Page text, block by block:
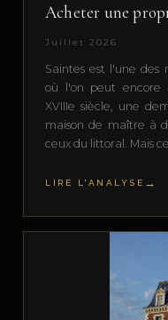
Acheter une
Juillet 2026
Saintes est l'une des
où l'on peut encore
XVIIIe siècle, une
maison de maître à
ceux du littoral. Mais
LIRE L'ANALYSE